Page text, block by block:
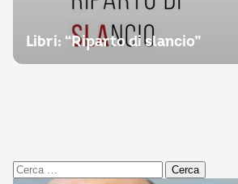
Libri: “Riparto di slancio”
Ricerca
per: